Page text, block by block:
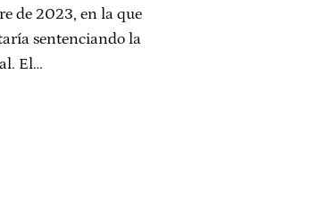
de 2023, en la que
sentenciando la
El…